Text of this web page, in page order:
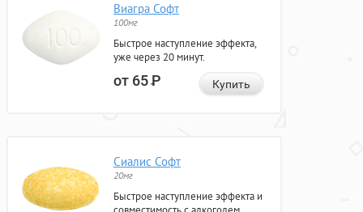
Виагра Софт
100мг
Быстрое наступление эффекта,
уже через 20 минут.
от 65Р Купить
Сиалис Софт
20мг
Быстрое наступление эффекта и